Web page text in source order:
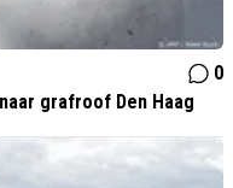
0
grafroof Den Haag